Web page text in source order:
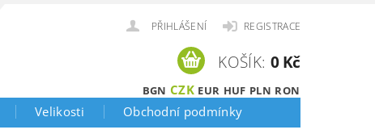
PŘIHLÁŠENÍ REGISTRACE
BGN CZK EUR HUF PLN RON
KOŠÍK: 0 Kč
Velikosti Obchodní podmínky